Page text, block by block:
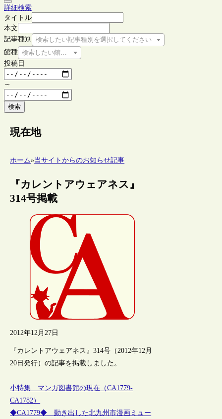
詳細検索
タイトル
本文
記事種別
検索したい記事種別を選択してください
館種 検索したい館種を選択してください
投稿日
～
検索
現在地
ホーム»当サイトからのお知らせ記事
『カレントアウェアネス』
314号掲載
2012年12月27日
『カレントアウェアネス』314号（2012年12月
20日発行）の記事を掲載しました。
小特集 マンガ図書館の現在（CA1779-
CA1782）
◆CA1779◆ 動き出した北九州市漫画ミュー